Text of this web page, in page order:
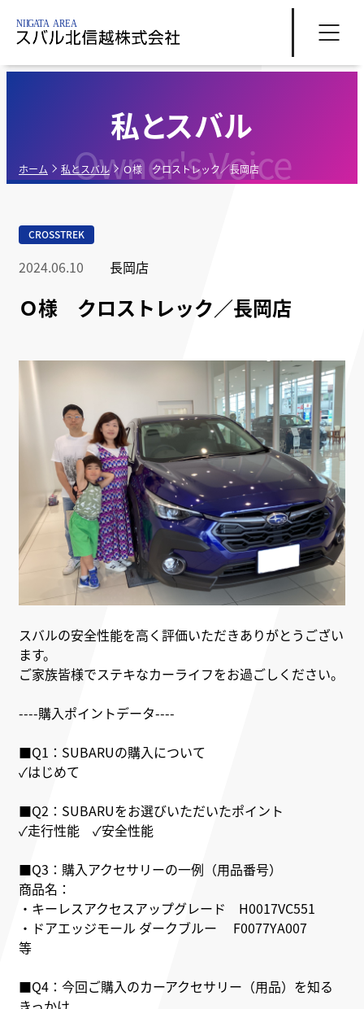
Owner's Voice
私とスバル
ホーム 私とスバル Ｏ様 クロストレック／長岡店
CROSSTREK
2024.06.10 長岡店
Ｏ様 クロストレック／長岡店
スバルの安全性能を高く評価いただきありがとうござい
ます。
ご家族皆様でステキなカーライフをお過ごしください。
----購入ポイントデータ----
■Q1：SUBARUの購入について
✓はじめて
■Q2：SUBARUをお選びいただいたポイント
✓走行性能 ✓安全性能
■Q3：購入アクセサリーの一例（用品番号）
商品名：
・キーレスアクセスアップグレード H0017VC551
・ドアエッジモール ダークブルー F0077YA007
等
■Q4：今回ご購入のカーアクセサリー（用品）を知る